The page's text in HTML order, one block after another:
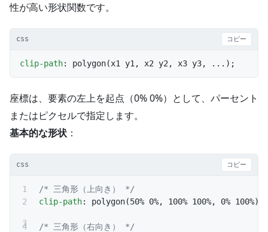
性が高い形状関数です。
css コピー
clip-path: polygon(x1 y1, x2 y2, x3 y3, ...);
座標は、要素の左上を起点（0% 0%）として、パーセント
またはピクセルで指定します。
基本的な形状 ：
css コピー
/* 三角形（上向き） */
clip-path: polygon(50% 0%, 100% 100%, 0% 100%);
/* 三角形（右向き） */